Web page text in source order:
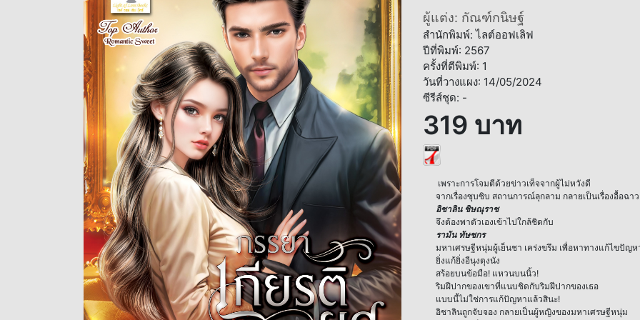
ผู้แต่ง: กัณฑ์กนิษฐ์
สำนักพิมพ์: ไลต์ออฟเลิฟ
ปีที่พิมพ์: 2567
ครั้งที่ตีพิมพ์: 1
วันที่วางแผง: 14/05/2024
ซีรีส์ชุด: -
319 บาท
เพราะการโจมตีด้วยข่าวเท็จจากผู้ไม่หวังดี
จากเรื่องซุบซิบ สถานการณ์ลุกลาม กลายเป็นเรื่องอื้อฉาว
อิชาลิน ชิษณุราช
จึงต้องพาตัวเองเข้าไปใกล้ชิดกับ
รามัน ทัษชกร
มหาเศรษฐีหนุ่มผู้เย็นชา เคร่งขรึม เพื่อหาทางแก้ไขปัญห
ยิ่งแก้ยิ่งอีนุงตุงนัง
สร้อยบนข้อมือ! แหวนบนนิ้ว!
ริมฝีปากของเขาที่แนบชิดกับริมฝีปากของเธอ
แบบนี้ไม่ใช่การแก้ปัญหาแล้วสินะ!
อิชาลินถูกจับจอง กลายเป็นผู้หญิงของมหาเศรษฐีหนุ่ม